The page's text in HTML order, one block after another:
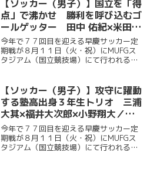
ではなく、グラウンドマ...
【ソッカー（男子）】国立を「得
点」で沸かせ 勝利を呼び込むゴ
ールゲッター 田中 佑紀×米田壮
志／早慶クラシコ２０２６直前企
画第５弾
今年で７７回目を迎える早慶サッカー定
期戦が８月１１日（火・祝）にMUFGス
タジアム（国立競技場）にて行われる。
ッチに立つ。今回ケイスポでは選手だけ
ではなく、グラウンドマ...
【ソッカー（男子）】攻守に躍動
する塾高出身３年生トリオ 三浦
大其×福井大次郎×小野翔大／早
慶クラシコ２０２６直前企画第４
弾
今年で７７回目を迎える早慶サッカー定
期戦が８月１１日（火・祝）にMUFGス
タジアム（国立競技場）にて行われる。